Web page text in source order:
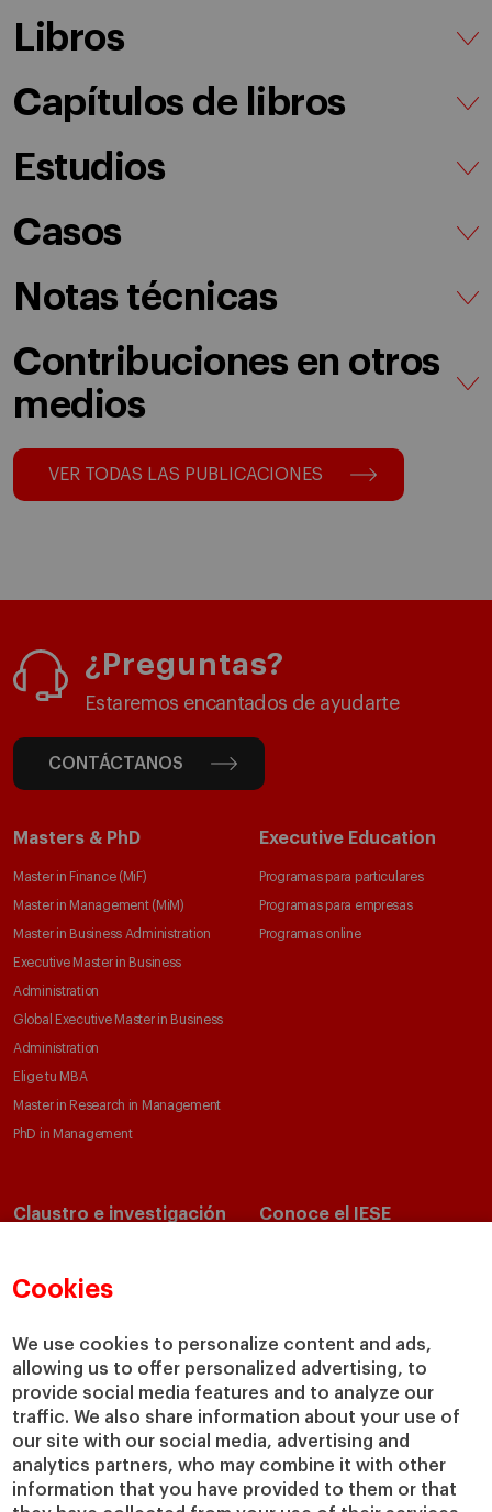
Cookies
We use cookies to personalize content and ads,
allowing us to offer personalized advertising, to
provide social media features and to analyze our
traffic. We also share information about your use of
our site with our social media, advertising and
analytics partners, who may combine it with other
information that you have provided to them or that
Libros
Capítulos de libros
Estudios
Casos
Notas técnicas
Contribuciones en otros
medios
VER TODAS LAS PUBLICACIONES
¿Preguntas?
Estaremos encantados de ayudarte
CONTÁCTANOS
Masters & PhD
Master in Finance (MiF)
Master in Management (MiM)
Master in Business Administration
Executive Master in Business
Administration
Global Executive Master in Business
Administration
Elige tu MBA
Master in Research in Management
PhD in Management
Executive Education
Programas para particulares
Programas para empresas
Programas online
Claustro e investigación
Departamentos académicos
Cátedras
IESE Insight
IESE Publishing
Conoce el IESE
Nuestro impacto
Colabora con el IESE
Servicios
Biblioteca
Canal de Compliance